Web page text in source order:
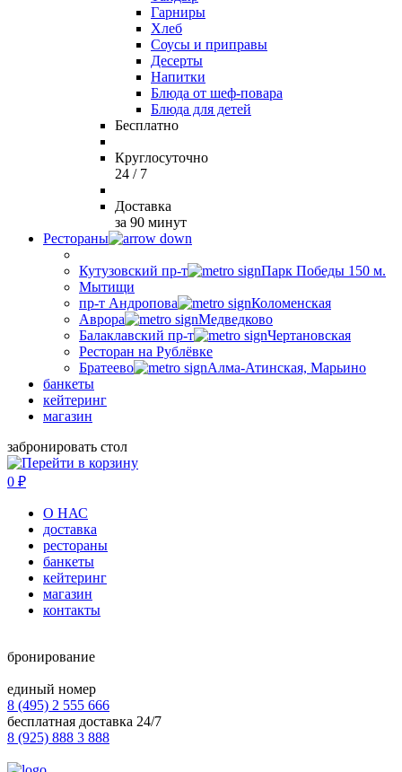
Гарниры
Хлеб
Соусы и приправы
Десерты
Напитки
Блюда от шеф-повара
Блюда для детей
Бесплатно
Круглосуточно
24 / 7
Доставка
за 90 минут
Рестораны
Кутузовский пр-т
Парк Победы 150 м.
Мытищи
пр-т Андропова
Коломенская
Аврора
Медведково
Балаклавский пр-т
Чертановская
Ресторан на Рублёвке
Братеево
Алма-Атинская, Марьино
банкеты
кейтеринг
магазин
забронировать стол
0 ₽
О НАС
доставка
рестораны
банкеты
кейтеринг
магазин
контакты
бронирование
единый номер
8 (495) 2 555 666
бесплатная доставка 24/7
8 (925) 888 3 888